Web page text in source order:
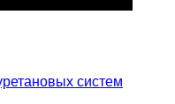
систем